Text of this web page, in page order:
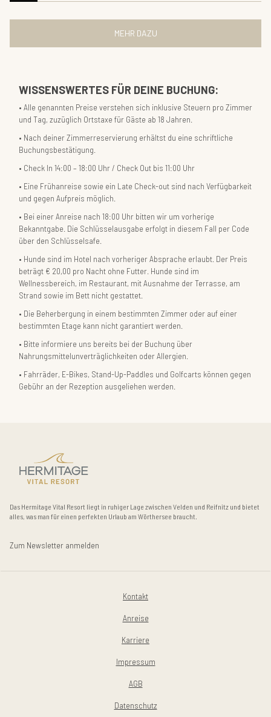
MEHR DAZU
WISSENSWERTES FÜR DEINE BUCHUNG:
Alle genannten Preise verstehen sich inklusive Steuern pro Zimmer
und Tag, zuzüglich Ortstaxe für Gäste ab 18 Jahren.
Nach deiner Zimmerreservierung erhältst du eine schriftliche
Buchungsbestätigung.
Check In 14:00 – 18:00 Uhr / Check Out bis 11:00 Uhr
Eine Frühanreise sowie ein Late Check-out sind nach Verfügbarkeit
und gegen Aufpreis möglich.
Bei einer Anreise nach 18:00 Uhr bitten wir um vorherige
Bekanntgabe. Die Schlüsselausgabe erfolgt in diesem Fall per Code
über den Schlüsselsafe.
Hunde sind im Hotel nach vorheriger Absprache erlaubt. Der Preis
beträgt € 20,00 pro Nacht ohne Futter. Hunde sind im
Wellnessbereich, im Restaurant, mit Ausnahme der Terrasse, am
Strand sowie im Bett nicht gestattet.
Die Beherbergung in einem bestimmten Zimmer oder auf einer
bestimmten Etage kann nicht garantiert werden.
Bitte informiere uns bereits bei der Buchung über
Nahrungsmittelunverträglichkeiten oder Allergien.
Fahrräder, E-Bikes, Stand-Up-Paddles und Golfcarts können gegen
Gebühr an der Rezeption ausgeliehen werden.
Das Hermitage Vital Resort liegt in ruhiger Lage zwischen Velden und Reifnitz und bietet
alles, was man für einen perfekten Urlaub am Wörthersee braucht.
Zum Newsletter anmelden
Kontakt
Anreise
Karriere
Impressum
AGB
Datenschutz